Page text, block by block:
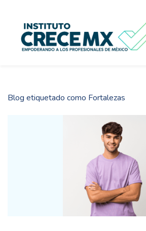
content
Blog etiquetado como Fortalezas